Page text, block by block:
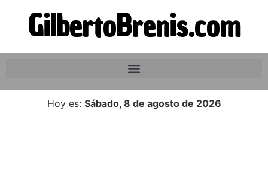
GilbertoBrenis.com
Hoy es: Sábado, 8 de agosto de 2026